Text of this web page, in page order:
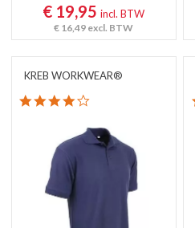
€ 19,95incl. BTW
€ 16,49 excl. BTW
KREB WORKWEAR®
4.1 star rating